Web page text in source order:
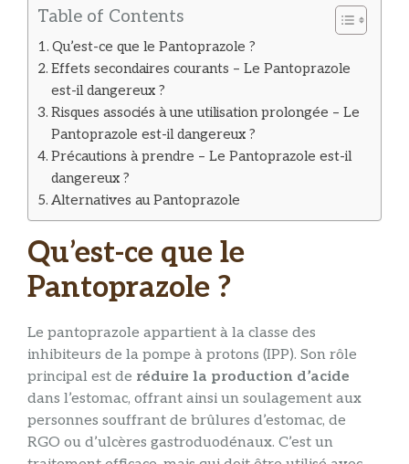
Table of Contents
Qu’est-ce que le Pantoprazole ?
Effets secondaires courants – Le Pantoprazole
est-il dangereux ?
Risques associés à une utilisation prolongée – Le
Pantoprazole est-il dangereux ?
Précautions à prendre – Le Pantoprazole est-il
dangereux ?
Alternatives au Pantoprazole
Qu’est-ce que le
Pantoprazole ?
Le pantoprazole appartient à la classe des
inhibiteurs de la pompe à protons (IPP). Son rôle
principal est de réduire la production d’acide
dans l’estomac, offrant ainsi un soulagement aux
personnes souffrant de brûlures d’estomac, de
RGO ou d’ulcères gastroduodénaux. C’est un